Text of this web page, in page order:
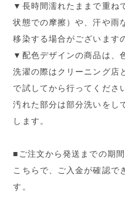
▼長時間濡れたままで重ね
状態での摩擦）や、汗や雨
移染する場合がございます
▼配色デザインの商品は、
洗濯の際はクリーニング店
で試してから行ってくださ
汚れた部分は部分洗いをし
します。
■ご注文から発送までの期間
こちらで、ご入金が確認で
す。